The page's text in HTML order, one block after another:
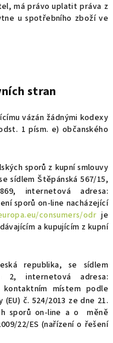
má právo uplatit práva z
u spotřebního zboží ve
stran
vázán žádnými kodexy
1 písm. e) občanského
sporů z kupní smlouvy
sídlem Štěpánská 567/15,
internetová adresa:
sporů on-line nacházející
consumers/odr je
a kupujícím z kupní
republika, se sídlem
2, internetová adresa:
místem podle
č. 524/2013 ze dne 21.
sporů on-line a o měně
22/ES (nařízení o řešení